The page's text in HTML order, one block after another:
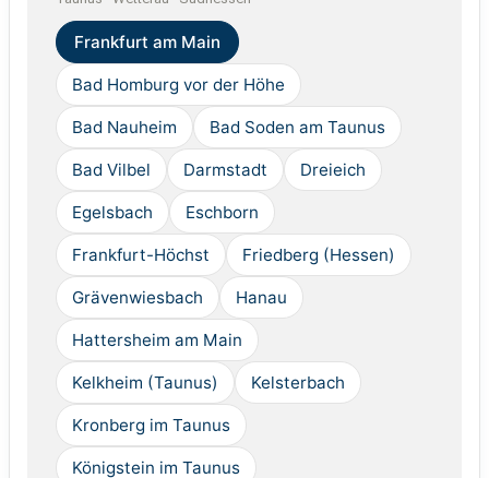
Frankfurt am Main
Bad Homburg vor der Höhe
Bad Nauheim Bad Soden am Taunus
Bad Vilbel Darmstadt Dreieich
Egelsbach Eschborn
Frankfurt-Höchst Friedberg (Hessen)
Grävenwiesbach Hanau
Hattersheim am Main
Kelkheim (Taunus) Kelsterbach
Kronberg im Taunus
Königstein im Taunus